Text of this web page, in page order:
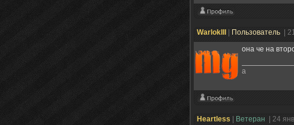
WarlokIII Пользователь |
она че на
а
Heartless Ветеран | 24